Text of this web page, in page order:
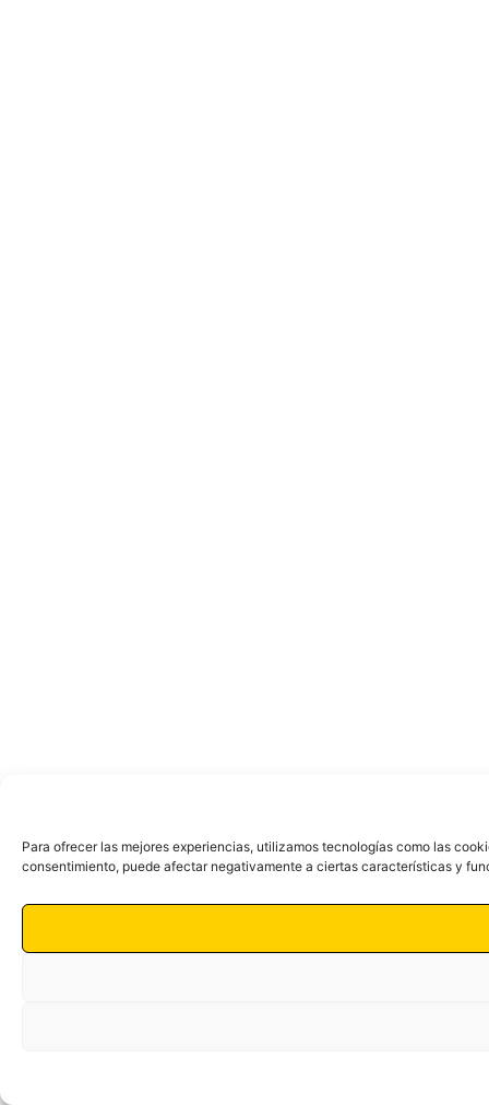
Para ofrecer las mejores experiencias, utilizamos tecnologías como las
consentimiento, puede afectar negativamente a ciertas características y